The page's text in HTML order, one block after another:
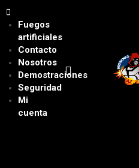
Fuegos
artificiales
Contacto
Nosotros
Demostraciones
Seguridad
Mi
cuenta